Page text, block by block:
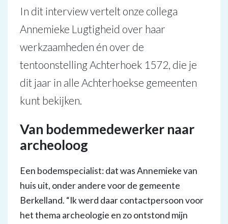
In dit interview vertelt onze collega
Annemieke Lugtigheid over haar
werkzaamheden én over de
tentoonstelling Achterhoek 1572, die je
dit jaar in alle Achterhoekse gemeenten
kunt bekijken.
Van bodemmedewerker naar
archeoloog
Een bodemspecialist: dat was Annemieke van
huis uit, onder andere voor de gemeente
Berkelland. “Ik werd daar contactpersoon voor
het thema archeologie en zo ontstond mijn